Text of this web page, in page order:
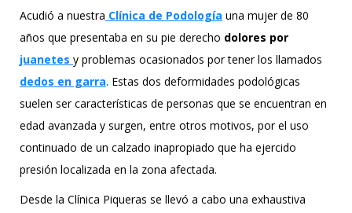
Acudió a nuestra Clínica de Podología una mujer de 80
años que presentaba en su pie derecho dolores por
juanetes y problemas ocasionados por tener los llamados
dedos en garra. Estas dos deformidades podológicas
suelen ser características de personas que se encuentran en
edad avanzada y surgen, entre otros motivos, por el uso
continuado de un calzado inapropiado que ha ejercido
presión localizada en la zona afectada.
Desde la Clínica Piqueras se llevó a cabo una exhaustiva